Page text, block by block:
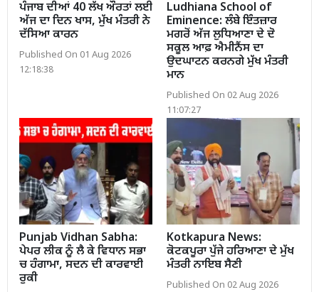
ਪੰਜਾਬ ਦੀਆਂ 40 ਲੱਖ ਔਰਤਾਂ ਲਈ
ਅੱਜ ਦਾ ਦਿਨ ਖਾਸ, ਮੁੱਖ ਮੰਤਰੀ ਨੇ
ਦੱਸਿਆ ਕਾਰਨ
Published On 01 Aug 2026
12:18:38
Ludhiana School of
Eminence: ਲੰਬੇ ਇੰਤਜ਼ਾਰ
ਮਗਰੋਂ ਅੱਜ ਲੁਧਿਆਣਾ ਦੇ ਦੋ
ਸਕੂਲ ਆਫ਼ ਐਮੀਨੈਂਸ ਦਾ
ਉਦਘਾਟਨ ਕਰਨਗੇ ਮੁੱਖ ਮੰਤਰੀ
ਮਾਨ
Published On 02 Aug 2026
11:07:27
Punjab Vidhan Sabha:
ਪੇਪਰ ਲੀਕ ਨੂੰ ਲੈ ਕੇ ਵਿਧਾਨ ਸਭਾ
ਚ ਹੰਗਾਮਾ, ਸਦਨ ਦੀ ਕਾਰਵਾਈ
ਰੁਕੀ
Kotkapura News:
ਕੋਟਕਪੂਰਾ ਪੁੱਜੇ ਹਰਿਆਣਾ ਦੇ ਮੁੱਖ
ਮੰਤਰੀ ਨਾਇਬ ਸੈਣੀ
Published On 02 Aug 2026